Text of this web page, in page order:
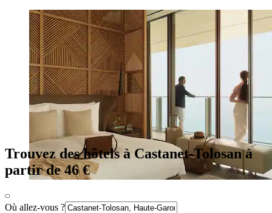
Trouvez des hôtels à Castanet-Tolosan à
partir de 46 €
Où allez-vous ?